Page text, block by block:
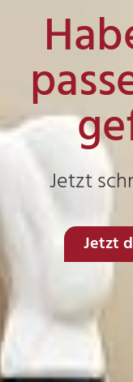
Jetzt
Jetzt